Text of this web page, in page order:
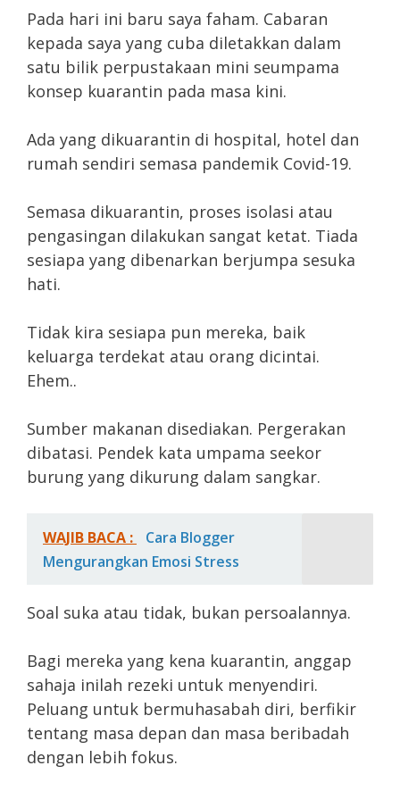
Pada hari ini baru saya faham. Cabaran
kepada saya yang cuba diletakkan dalam
satu bilik perpustakaan mini seumpama
konsep kuarantin pada masa kini.
Ada yang dikuarantin di hospital, hotel dan
rumah sendiri semasa pandemik Covid-19.
Semasa dikuarantin, proses isolasi atau
pengasingan dilakukan sangat ketat. Tiada
sesiapa yang dibenarkan berjumpa sesuka
hati.
Tidak kira sesiapa pun mereka, baik
keluarga terdekat atau orang dicintai.
Ehem..
Sumber makanan disediakan. Pergerakan
dibatasi. Pendek kata umpama seekor
burung yang dikurung dalam sangkar.
WAJIB BACA :
Cara Blogger
Mengurangkan Emosi Stress
Soal suka atau tidak, bukan persoalannya.
Bagi mereka yang kena kuarantin, anggap
sahaja inilah rezeki untuk menyendiri.
Peluang untuk bermuhasabah diri, berfikir
tentang masa depan dan masa beribadah
dengan lebih fokus.